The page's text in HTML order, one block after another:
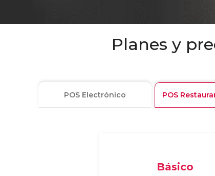
Planes y
POS Electrónico POS
Básico